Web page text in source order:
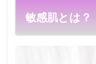
敏感肌とは？